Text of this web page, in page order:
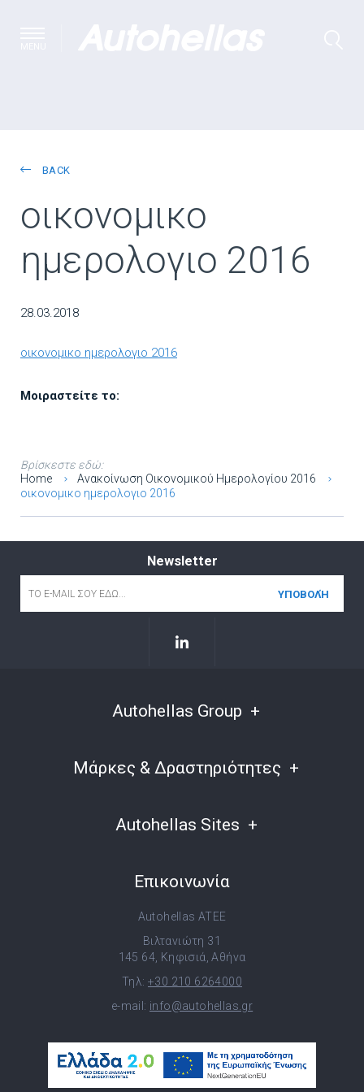
BACK
οικονομικο
ημερολογιο 2016
28.03.2018
οικονομικο ημερολογιο 2016
Μοιραστείτε το:
Βρίσκεστε εδώ:
Home
Ανακοίνωση Οικονομικού Ημερολογίου 2016
οικονομικο ημερολογιο 2016
Newsletter
Autohellas Group
Μάρκες & Δραστηριότητες
Autohellas Sites
Επικοινωνία
Autohellas ATEE
Βιλτανιώτη 31
145 64, Κηφισιά, Αθήνα
Τηλ: +30 210 6264000
e-mail: info@autohellas.gr